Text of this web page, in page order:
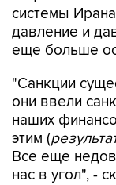
системы
давление и
еще больше
"Санкции
они ввели
наших
этим (
Все еще
нас в угол", -